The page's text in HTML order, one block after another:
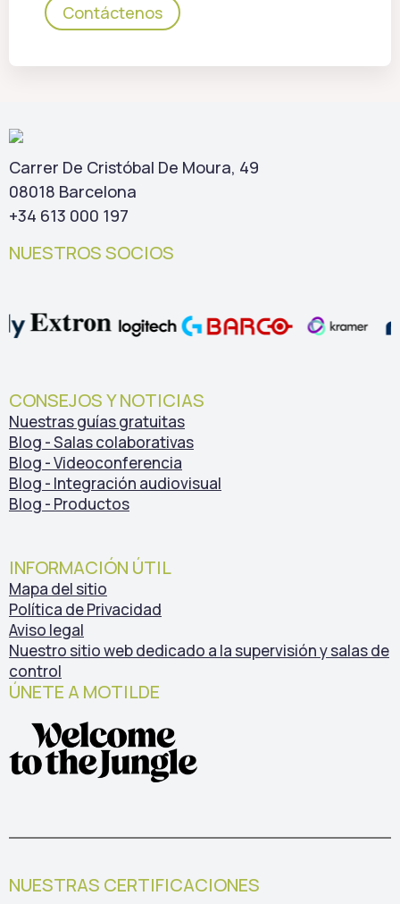
Contáctenos
Carrer De Cristóbal De Moura, 49
08018 Barcelona
+34 613 000 197
NUESTROS SOCIOS
CONSEJOS Y NOTICIAS
Nuestras guías gratuitas
Blog - Salas colaborativas
Blog - Videoconferencia
Blog - Integración audiovisual
Blog - Productos
INFORMACIÓN ÚTIL
Mapa del sitio
Política de Privacidad
Aviso legal
Nuestro sitio web dedicado a la supervisión y salas de
control
ÚNETE A MOTILDE
NUESTRAS CERTIFICACIONES